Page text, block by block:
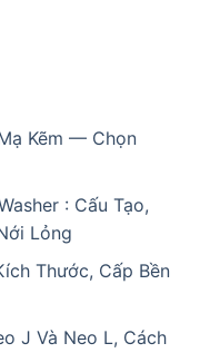
Kẽm — Chọn
: Cấu Tạo,
Lỏng
Thước, Cấp Bền
J Và Neo L, Cách